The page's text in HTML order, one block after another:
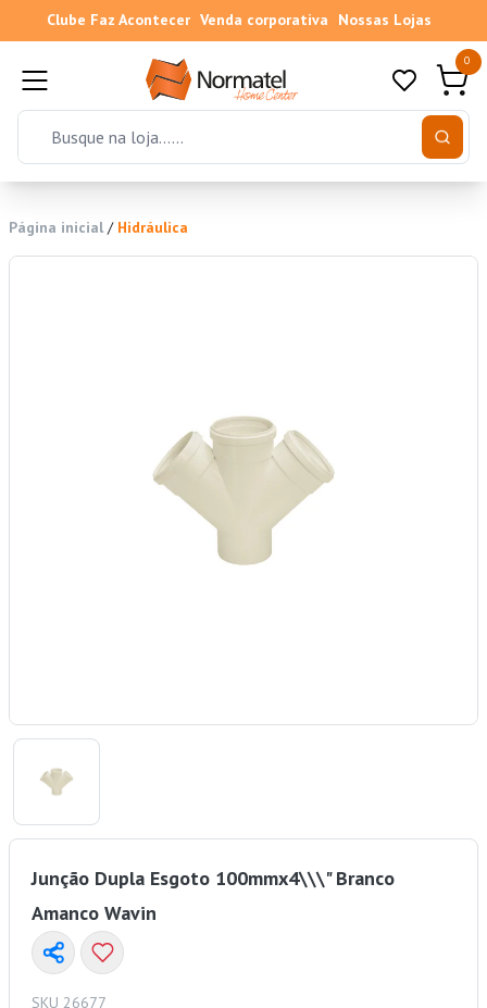
Clube Faz Acontecer Venda corporativa Nossas Lojas
0
Página inicial / Hidráulica
Junção Dupla Esgoto 100mmx4\\\" Branco
Amanco Wavin
SKU 26677